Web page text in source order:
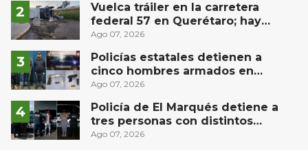
Vuelca tráiler en la carretera
federal 57 en Querétaro; hay
derrame de combustible
Ago 07, 2026
Policías estatales detienen a
cinco hombres armados en
Puebla capital
Ago 07, 2026
Policía de El Marqués detiene a
tres personas con distintos
narcóticos
Ago 07, 2026